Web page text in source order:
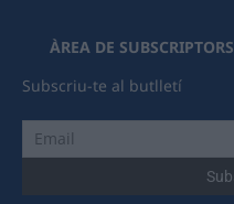
ÀREA DE SUBSCRIPTORS
Subscriu-te al butlletí